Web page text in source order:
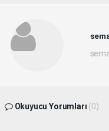
Okuyucu Yorumları (0)